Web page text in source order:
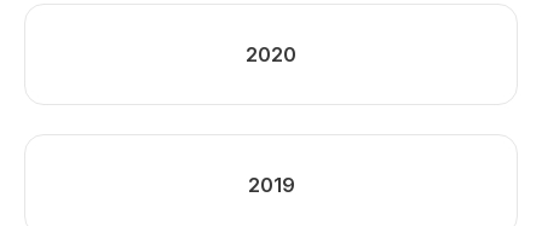
2020
2019